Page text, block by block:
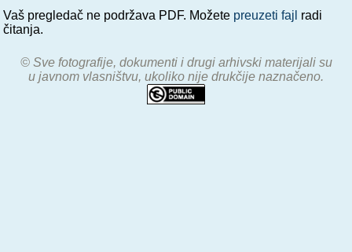
Vaš pregledač ne podržava PDF. Možete preuzeti fajl radi
čitanja.
© Sve fotografije, dokumenti i drugi arhivski materijali su
u javnom vlasništvu, ukoliko nije drukčije naznačeno.